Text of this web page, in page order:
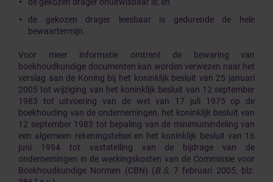
de gekozen drager leesbaar is gedurende de hele
bewaartermijn.
Voor meer informatie omtrent de bewaring van
boekhoudkundige documenten kan worden verwezen naar het
verslag aan de Koning bij het koninklijk besluit van 25 januari
2005 tot wijziging van het koninklijk besluit van 12 september
1983 tot uitvoering van de wet van 17 juli 1975 op de
boekhouding van de ondernemingen, het koninklijk besluit van
12 september 1983 tot bepaling van de minimumindeling van
een algemeen rekeningstelsel en het koninklijk besluit van 16
juni 1994 tot vaststelling van de bijdrage van de
ondernemingen in de werkingskosten van de Commissie voor
Boekhoudkundige Normen (CBN) (B.S. 7 februari 2005, blz.